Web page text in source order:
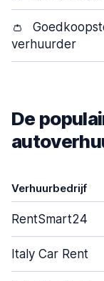
👛
verhuurder
De
Verhuurbedrijf
RentSmart24
Italy Car Rent